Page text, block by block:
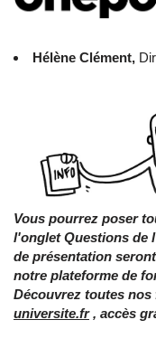
Hélène Clément,
Vous pourrez poser
l'onglet Questions de
de présentation
notre plateforme de
Découvrez toutes
universite.fr , accès